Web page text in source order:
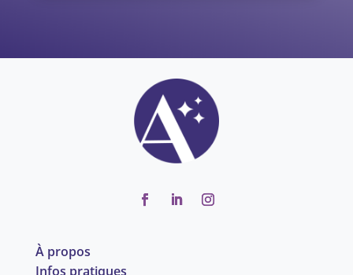
À propos
Infos pratiques